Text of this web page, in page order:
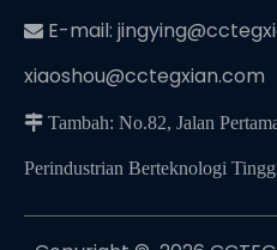
 E-mail:
xiaoshou@cctegxian.com
 Tambah: No.82, Jalan
Perindustrian Berteknologi